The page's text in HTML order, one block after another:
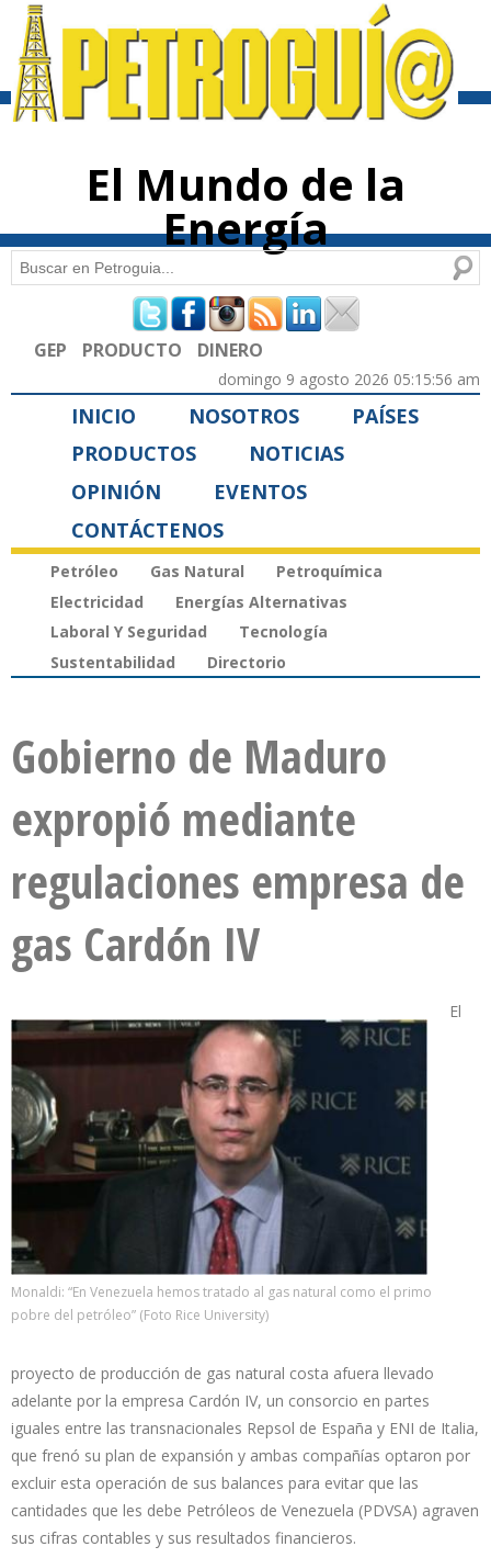
contenido
El Mundo de la
Energía
Formulario de búsqueda
Buscar
GEP PRODUCTO DINERO
domingo 9 agosto 2026 05:15:56 am
INICIO NOSOTROS
PAÍSES
PRODUCTOS
NOTICIAS
OPINIÓN
EVENTOS
CONTÁCTENOS
Petróleo Gas Natural
Petroquímica
Electricidad
Energías Alternativas
Laboral Y Seguridad
Tecnología
Sustentabilidad
Directorio
Gobierno de Maduro
expropió mediante
regulaciones empresa de
gas Cardón IV
Monaldi: “En Venezuela hemos tratado al gas natural como el primo
pobre del petróleo” (Foto Rice University)
El
proyecto de producción de gas natural costa afuera llevado
adelante por la empresa Cardón IV, un consorcio en partes
iguales entre las transnacionales Repsol de España y ENI de Italia,
que frenó su plan de expansión y ambas compañías optaron por
excluir esta operación de sus balances para evitar que las
cantidades que les debe Petróleos de Venezuela (PDVSA) agraven
sus cifras contables y sus resultados financieros.